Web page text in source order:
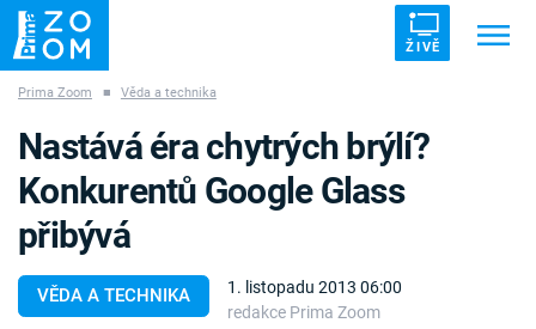
ŽIVĚ
ZÁHADY VETŘELCI DÁVNOVĚKU
Témata
Prima Zoom ■ Věda a technika
VĚDA A TECHNIKA
1. listopadu 2013 06:00
redakce Prima Zoom
Nastává éra chytrých brýlí?
Konkurentů Google Glass
přibývá